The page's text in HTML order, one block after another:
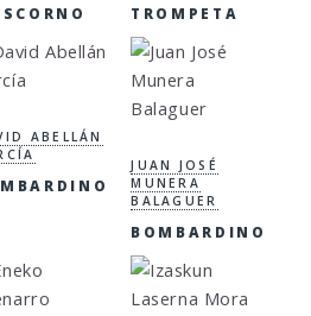
TROMPETA
ABELLÁN
JUAN JOSÉ
MUNERA
BALAGUER
BOMBARDINO